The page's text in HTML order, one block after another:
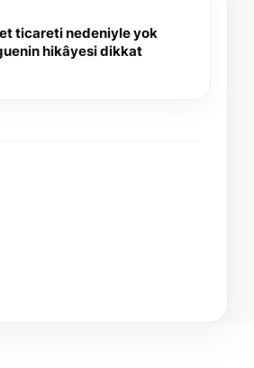
ticareti nedeniyle yok
hikâyesi dikkat